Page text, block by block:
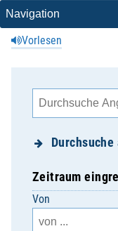
Vorlesen
Zeitraum
Von